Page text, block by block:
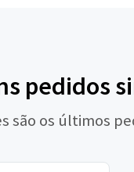
pedidos
são os últimos